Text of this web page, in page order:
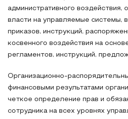
административного воздействия,
власти на управляемые системы,
приказов, инструкций,
косвенного воздействия на
регламентов, инструкций,
Организационно-
финансовыми результатами
четкое определение прав и
сотрудника на всех уровнях